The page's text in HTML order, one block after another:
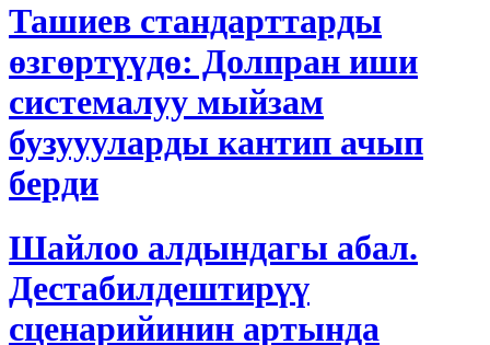
Ташиев стандарттарды
өзгөртүүдө: Долпран иши
системалуу мыйзам
бузуууларды кантип ачып
берди
Шайлоо алдындагы абал.
Дестабилдештирүү
сценарийинин артында